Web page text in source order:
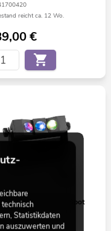
reicht ca. 12 Wo.
€
AKKU MBT-3 Spot
Statistikdaten
auszuwerten und